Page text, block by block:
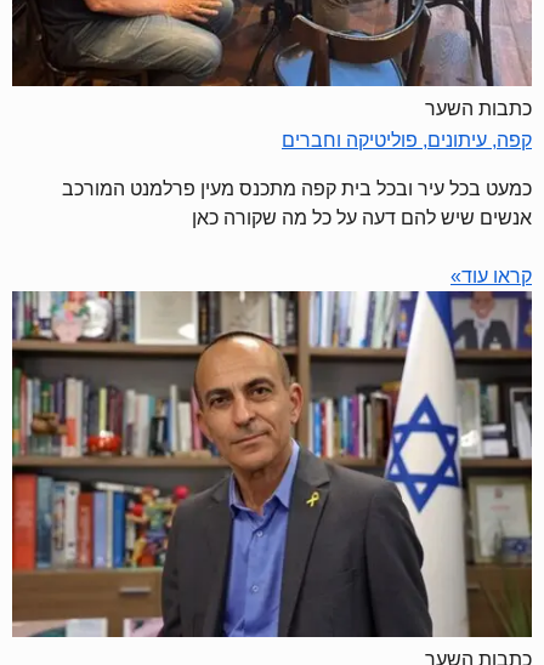
כתבות השער
קפה, עיתונים, פוליטיקה וחברים
כמעט בכל עיר ובכל בית קפה מתכנס מעין פרלמנט המורכב
אנשים שיש להם דעה על כל מה שקורה כאן
קראו עוד»
כתבות השער